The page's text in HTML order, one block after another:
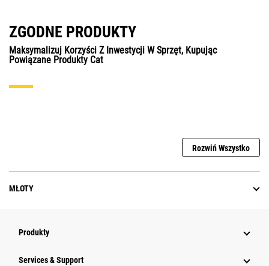
ZGODNE PRODUKTY
Maksymalizuj Korzyści Z Inwestycji W Sprzęt, Kupując
Powiązane Produkty Cat
Rozwiń Wszystko
MŁOTY
Produkty
Services & Support